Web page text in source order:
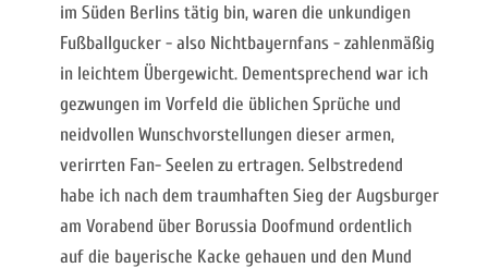
im Süden Berlins tätig bin, waren die unkundigen
Fußballgucker - also Nichtbayernfans - zahlenmäßig
in leichtem Übergewicht. Dementsprechend war ich
gezwungen im Vorfeld die üblichen Sprüche und
neidvollen Wunschvorstellungen dieser armen,
verirrten Fan- Seelen zu ertragen. Selbstredend
habe ich nach dem traumhaften Sieg der Augsburger
am Vorabend über Borussia Doofmund ordentlich
auf die bayerische Kacke gehauen und den Mund